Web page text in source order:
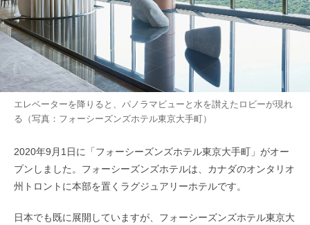
エレベーターを降りると、パノラマビューと水を讃えたロビーが現れ
る（写真：フォーシーズンズホテル東京大手町）
2020年9月1日に「フォーシーズンズホテル東京大手町」がオー
プンしました。フォーシーズンズホテルは、カナダのオンタリオ
州トロントに本部を置くラグジュアリーホテルです。
日本でも既に展開していますが、フォーシーズンズホテル東京大